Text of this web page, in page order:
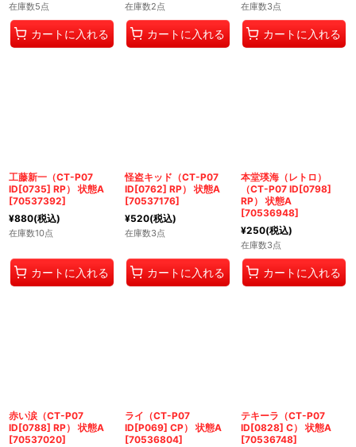
在庫数5点
カートに入れる
在庫数2点
カートに入れる
在庫数3点
カートに入れる
工藤新一（CT-P07
ID[0735] RP） 状態A
[70537392]
¥880(税込)
在庫数10点
カートに入れる
怪盗キッド（CT-P07
ID[0762] RP） 状態A
[70537176]
¥520(税込)
在庫数3点
カートに入れる
本堂瑛海（レトロ）
（CT-P07 ID[0798]
RP） 状態A
[70536948]
¥250(税込)
在庫数3点
カートに入れる
赤い涙（CT-P07
ID[0788] RP） 状態A
[70537020]
ライ（CT-P07
ID[P069] CP） 状態A
[70536804]
テキーラ（CT-P07
ID[0828] C） 状態A
[70536748]